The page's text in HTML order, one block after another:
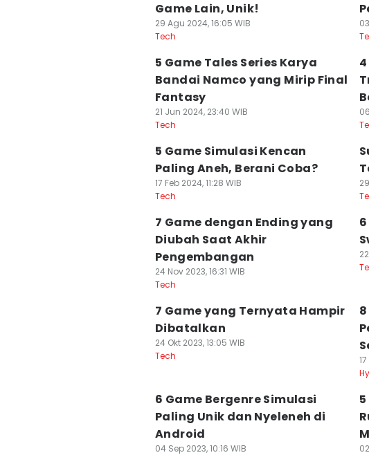
Game Lain, Unik!
29 Agu 2024, 16:05 WIB
Tech
5 Game Tales Series Karya
Bandai Namco yang Mirip Final
Fantasy
21 Jun 2024, 23:40 WIB
Tech
5 Game Simulasi Kencan
Paling Aneh, Berani Coba?
17 Feb 2024, 11:28 WIB
Tech
7 Game dengan Ending yang
Diubah Saat Akhir
Pengembangan
24 Nov 2023, 16:31 WIB
Tech
7 Game yang Ternyata Hampir
Dibatalkan
24 Okt 2023, 13:05 WIB
Tech
6 Game Bergenre Simulasi
Paling Unik dan Nyeleneh di
Android
04 Sep 2023, 10:16 WIB